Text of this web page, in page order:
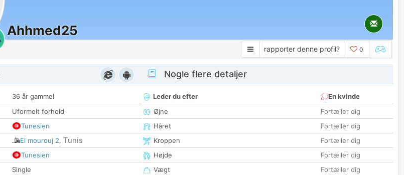
Ahhmed25
rapporter denne profil? 0
36 år gammel
Uformelt forhold
Tunesien
El mourouj 2, Tunis
Tunesien
Single
Nogle flere detaljer
Leder du efter
En kvinde
Øjne
Fortæller dig
Håret
Fortæller dig
Kroppen
Fortæller dig
Højde
Fortæller dig
Vægt
Fortæller dig